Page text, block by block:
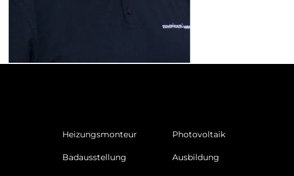
Heizungsmonteur Photovoltaik
Badausstellung Ausbildung